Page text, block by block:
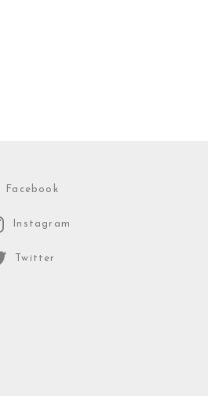
Facebook
Instagram
Twitter